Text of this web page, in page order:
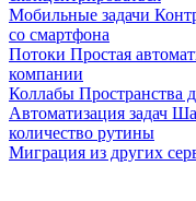
Мобильные задачи
со смартфона
Потоки Простая
компании
Коллабы Пространства
Автоматизация задач
количество рутины
Миграция из других